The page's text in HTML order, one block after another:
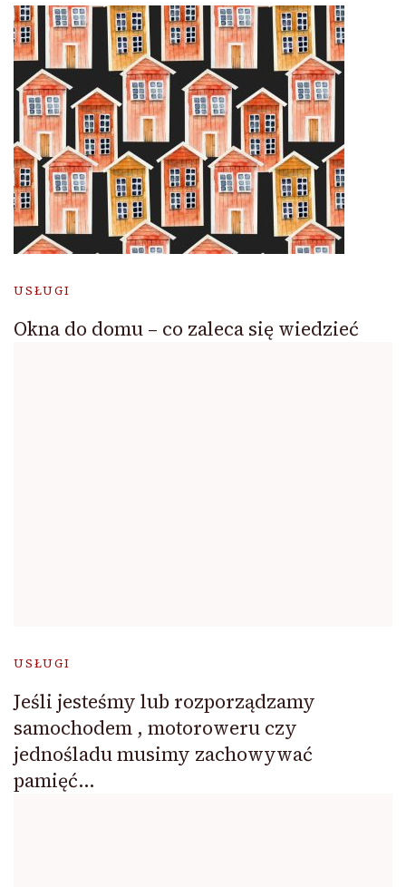
USŁUGI
Okna do domu – co zaleca się wiedzieć
USŁUGI
Jeśli jesteśmy lub rozporządzamy
samochodem , motoroweru czy
jednośladu musimy zachowywać
pamięć…